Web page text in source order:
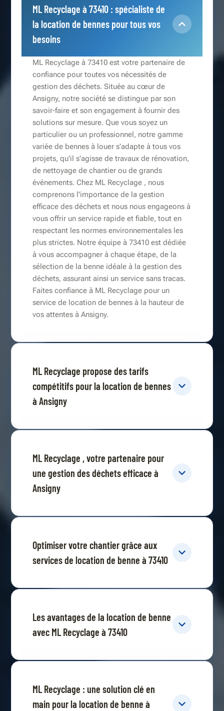
ML Recyclage à 73410 : spécialiste de
la location de bennes pour tous vos
besoins
ML Recyclage à 73410 est votre partenaire de
confiance pour toutes vos nécessités de
gestion des déchets. Située au cœur de
Ansigny, notre société se distingue par son
savoir-faire et son engagement à fournir des
solutions sur mesure. Que vous soyez un
particulier ou un professionnel, notre gamme
variée de bennes à louer s'adapte à tous vos
projets, qu'il s'agisse de travaux de rénovation,
de nettoyage de chantier ou de grands
événements. Chez ML Recyclage , nous
comprenons l'importance de la gestion
efficace des déchets et nous nous engageons à
vous offrir un service rapide et fiable, tout en
respectant les normes environnementales les
plus strictes. Notre équipe à 73410 est dédiée
à vous accompagner à chaque étape, de la
sélection de la benne idéale à la gestion des
déchets, assurant ainsi un service sans tracas.
Faites confiance à ML Recyclage pour un
service de location de bennes à la hauteur de
vos attentes à Ansigny.
ML Recyclage propose des tarifs
compétitifs pour la location de bennes
à Ansigny
ML Recyclage , votre partenaire pour
une gestion des déchets efficace à
Ansigny
Optimiser votre chantier grâce aux
services de location de benne à 73410
Les avantages de la location de benne
avec ML Recyclage à 73410
ML Recyclage : une solution clé en
main pour la location de benne à